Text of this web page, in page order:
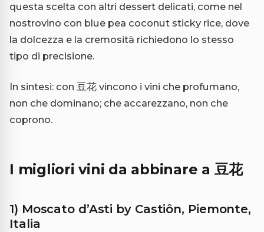
questa scelta con altri dessert delicati, come nel
nostrovino con blue pea coconut sticky rice, dove
la dolcezza e la cremosità richiedono lo stesso
tipo di precisione.
In sintesi: con 豆花 vincono i vini che profumano,
non che dominano; che accarezzano, non che
coprono.
I migliori vini da abbinare a 豆花
1) Moscato d’Asti by Castiôn, Piemonte,
Italia